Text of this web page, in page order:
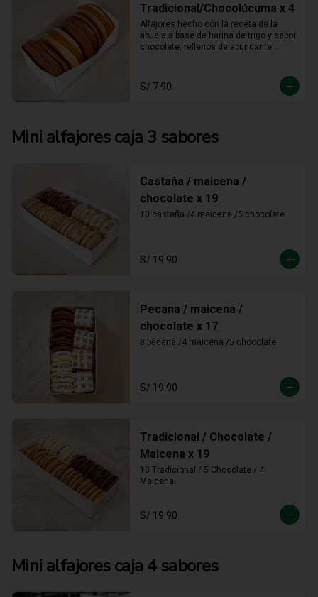
Tradicional/Chocolúcuma x 4
Alfajores hecho con la receta de la
abuela a base de harina de trigo y sabor
chocolate, rellenos de abundante
S/ 7.90
Mini alfajores caja 3 sabores
Castaña / maicena /
chocolate x 19
10 castaña /4 maicena /5 chocolate
S/ 19.90
Pecana / maicena /
chocolate x 17
8 pecana /4 maicena /5 chocolate
S/ 19.90
Tradicional / Chocolate /
Maicena x 19
10 Tradicional / 5 Chocolate / 4
Maicena
S/ 19.90
Mini alfajores caja 4 sabores